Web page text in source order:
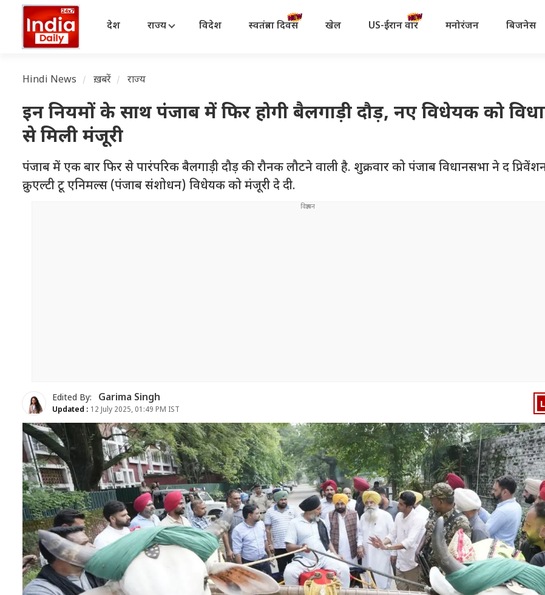
देश राज्य विदेश स्वतंत्रता दिवस खेल US-ईरान वॉर मनोरंजन बिजनेस
Hindi News ख़बरें राज्य
इन नियमों के साथ पंजाब में फिर होगी बैलगाड़ी दौड़, नए विधेयक को
से मिली मंजूरी
पंजाब में एक बार फिर से पारंपरिक बैलगाड़ी दौड़ की रौनक लौटने वाली है. शुक्रवार को पंजाब विधानसभा ने द
क्रुएल्टी टू एनिमल्स (पंजाब संशोधन) विधेयक को मंजूरी दे दी.
Edited By: Garima Singh
Updated : 12 July 2025, 01:49 PM IST